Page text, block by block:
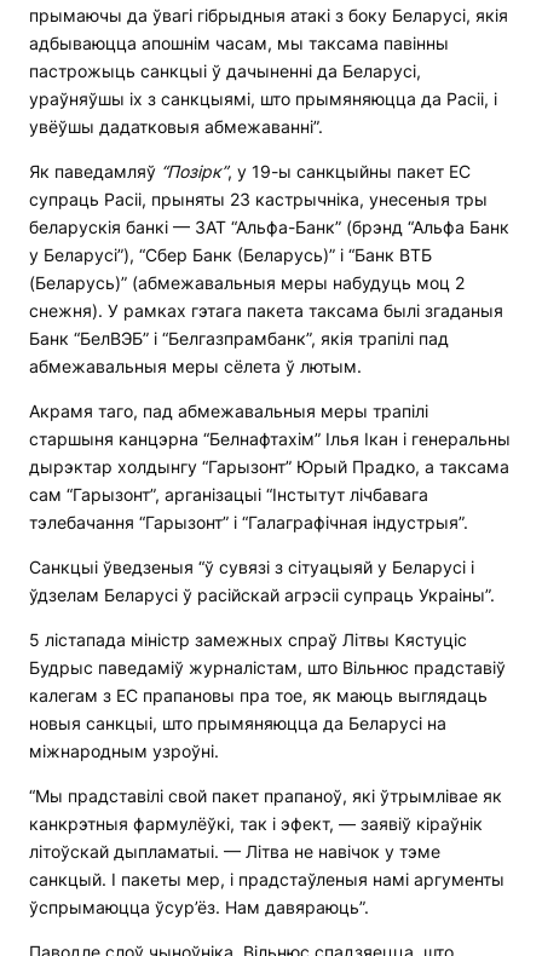
прымаючы да ўвагі гібрыдныя атакі з боку Беларусі, якія
адбываюцца апошнім часам, мы таксама павінны
пастрожыць санкцыі ў дачыненні да Беларусі,
ураўняўшы іх з санкцыямі, што прымяняюцца да Расіі, і
увёўшы дадатковыя абмежаванні”.
Як паведамляў “Позірк”, у 19-ы санкцыйны пакет ЕС
супраць Расіі, прыняты 23 кастрычніка, унесеныя тры
беларускія банкі — ЗАТ “Альфа-Банк” (брэнд “Альфа Банк
у Беларусі”), “Сбер Банк (Беларусь)” і “Банк ВТБ
(Беларусь)” (абмежавальныя меры набудуць моц 2
снежня). У рамках гэтага пакета таксама былі згаданыя
Банк “БелВЭБ” і “Белгазпрамбанк”, якія трапілі пад
абмежавальныя меры сёлета ў лютым.
Акрамя таго, пад абмежавальныя меры трапілі
старшыня канцэрна “Белнафтахім” Ілья Ікан і генеральны
дырэктар холдынгу “Гарызонт” Юрый Прадко, а таксама
сам “Гарызонт”, арганізацыі “Інстытут лічбавага
тэлебачання “Гарызонт” і “Галаграфічная індустрыя”.
Санкцыі ўведзеныя “ў сувязі з сітуацыяй у Беларусі і
ўдзелам Беларусі ў расійскай агрэсіі супраць Украіны”.
5 лістапада міністр замежных спраў Літвы Кястуціс
Будрыс паведаміў журналістам, што Вільнюс прадставіў
калегам з ЕС прапановы пра тое, як маюць выглядаць
новыя санкцыі, што прымяняюцца да Беларусі на
міжнародным узроўні.
“Мы прадставілі свой пакет прапаноў, які ўтрымлівае як
канкрэтныя фармулёўкі, так і эфект, — заявіў кіраўнік
літоўскай дыпламатыі. — Літва не навічок у тэме
санкцый. І пакеты мер, і прадстаўленыя намі аргументы
ўспрымаюцца ўсур’ёз. Нам давяраюць”.
Паводле слоў чыноўніка, Вільнюс спадзяецца, што,